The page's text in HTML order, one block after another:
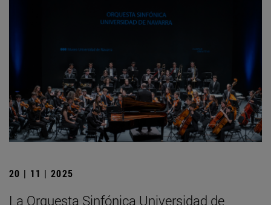
20 | 11 | 2025
La Orquesta Sinfónica Universidad de